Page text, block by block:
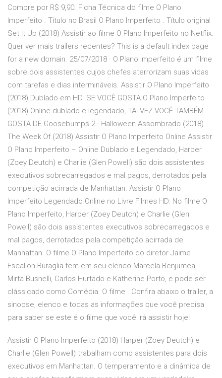
Compre por R$ 9,90. Ficha Técnica do filme O Plano
Imperfeito . Título no Brasil O Plano Imperfeito . Título original
Set It Up (2018) Assistir ao filme O Plano Imperfeito no Netflix.
Quer ver mais trailers recentes? This is a default index page
for a new domain. 25/07/2018 · O Plano Imperfeito é um filme
sobre dois assistentes cujos chefes aterrorizam suas vidas
com tarefas e dias intermináveis. Assistir O Plano Imperfeito
(2018) Dublado em HD. SE VOCÊ GOSTA O Plano Imperfeito
(2018) Online dublado e legendado, TALVEZ VOCÊ TAMBÉM
GOSTA DE Goosebumps 2 - Halloween Assombrado (2018)
The Week Of (2018) Assistir O Plano Imperfeito Online Assistir
O Plano Imperfeito – Online Dublado e Legendado, Harper
(Zoey Deutch) e Charlie (Glen Powell) são dois assistentes
executivos sobrecarregados e mal pagos, derrotados pela
competição acirrada de Manhattan. Assistir O Plano
Imperfeito Legendado Online no Livre Filmes HD. No filme O
Plano Imperfeito, Harper (Zoey Deutch) e Charlie (Glen
Powell) são dois assistentes executivos sobrecarregados e
mal pagos, derrotados pela competição acirrada de
Manhattan. O filme O Plano Imperfeito do diretor Jaime
Escallon-Buraglia tem em seu elenco Marcela Benjumea,
Mirta Busnelli, Carlos Hurtado e Katherine Porto, e pode ser
clássicado como Comédia. O filme . Confira abaixo o trailer, a
sinopse, elenco e todas as informações que você precisa
para saber se este é o filme que você irá assistir hoje!
Assistir O Plano Imperfeito (2018) Harper (Zoey Deutch) e
Charlie (Glen Powell) trabalham como assistentes para dois
executivos em Manhattan. O temperamento e a dinâmica de